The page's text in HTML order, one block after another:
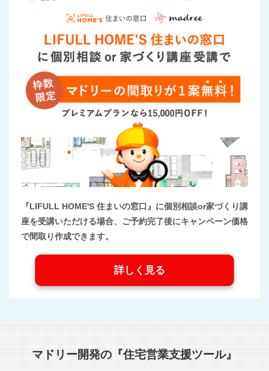
『LIFULL HOME'S 住まいの窓口』に個別相談or家づくり講
座を受講いただける場合、ご予約完了後にキャンペーン価格
で間取り作成できます。
詳しく見る
マドリー開発の『住宅営業支援ツール』